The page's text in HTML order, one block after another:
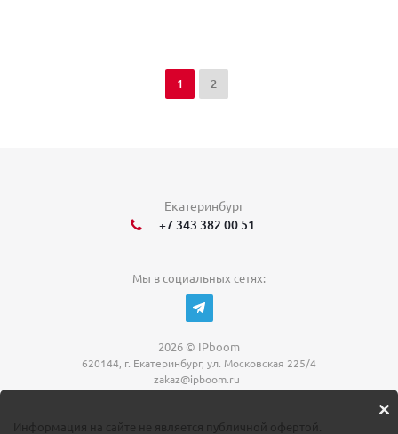
1 2
Екатеринбург
+7 343 382 00 51
Мы в социальных сетях:
2026 © IPboom
620144, г. Екатеринбург, ул. Московская 225/4
zakaz@ipboom.ru
Информация на сайте не является публичной офертой.